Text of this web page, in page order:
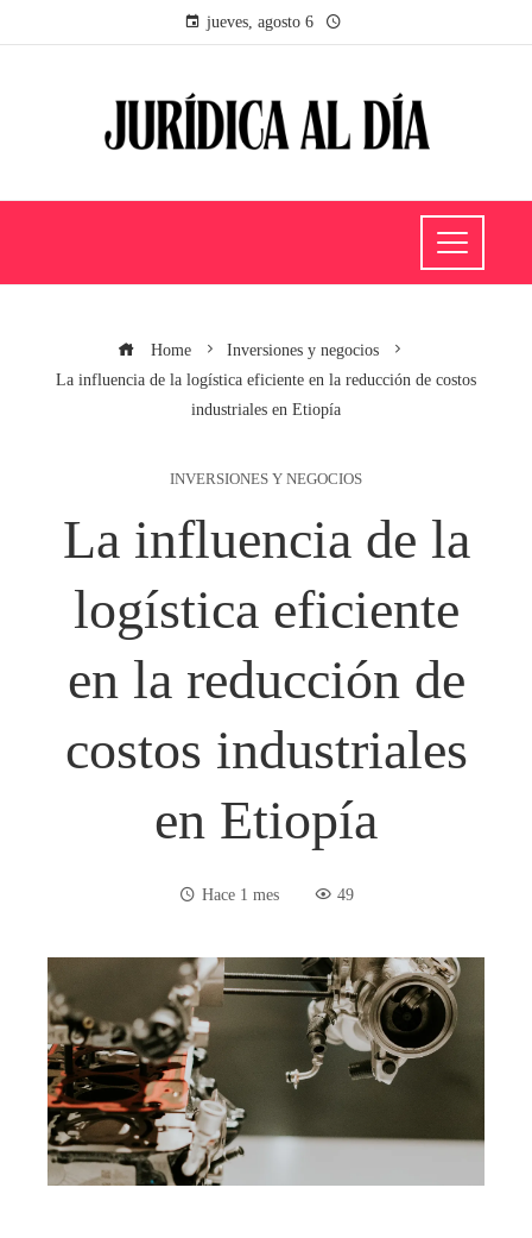
jueves, agosto 6
Home
Inversiones y negocios
La influencia de la logística eficiente en la reducción de costos
industriales en Etiopía
INVERSIONES Y NEGOCIOS
La influencia de la
logística eficiente
en la reducción de
costos industriales
en Etiopía
Hace 1 mes 49